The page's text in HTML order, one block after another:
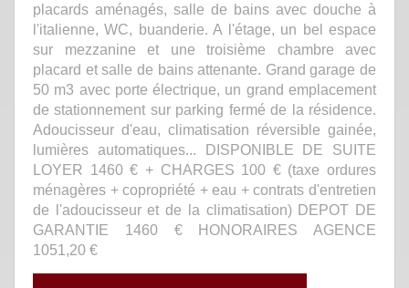
placards aménagés, salle de bains avec douche à
l'italienne, WC, buanderie. A l'étage, un bel espace
sur mezzanine et une troisième chambre avec
placard et salle de bains attenante. Grand garage de
50 m3 avec porte électrique, un grand emplacement
de stationnement sur parking fermé de la résidence.
Adoucisseur d'eau, climatisation réversible gainée,
lumières automatiques... DISPONIBLE DE SUITE
LOYER 1460 € + CHARGES 100 € (taxe ordures
ménagères + copropriété + eau + contrats d'entretien
de l'adoucisseur et de la climatisation) DEPOT DE
GARANTIE 1460 € HONORAIRES AGENCE
1051,20 €